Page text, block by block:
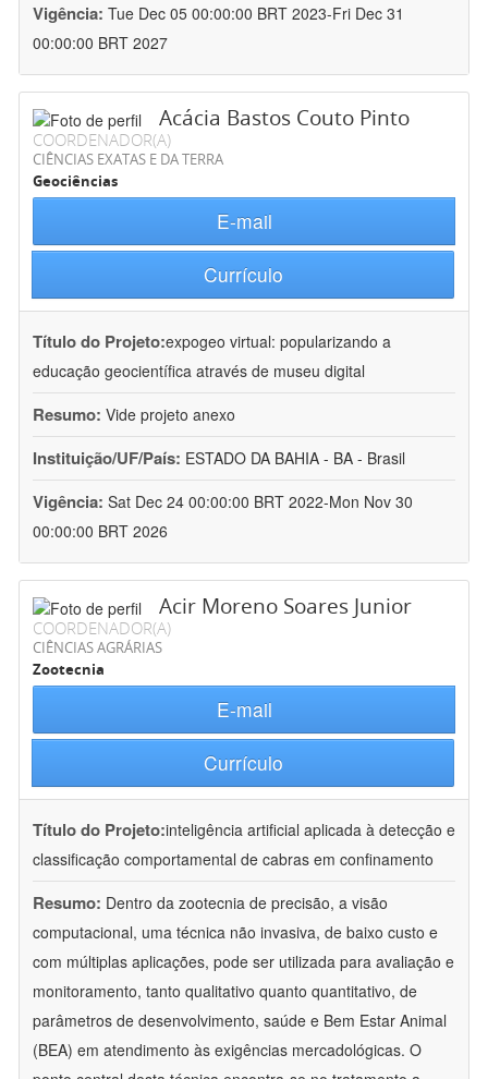
Vigência: Tue Dec 05 00:00:00 BRT 2023-Fri Dec 31
00:00:00 BRT 2027
Acácia Bastos Couto Pinto
COORDENADOR(A)
CIÊNCIAS EXATAS E DA TERRA
Geociências
E-mail
Currículo
Título do Projeto:expogeo virtual: popularizando a
educação geocientífica através de museu digital
Resumo: Vide projeto anexo
Instituição/UF/País: ESTADO DA BAHIA - BA - Brasil
Vigência: Sat Dec 24 00:00:00 BRT 2022-Mon Nov 30
00:00:00 BRT 2026
Acir Moreno Soares Junior
COORDENADOR(A)
CIÊNCIAS AGRÁRIAS
Zootecnia
E-mail
Currículo
Título do Projeto:inteligência artificial aplicada à detecção e
classificação comportamental de cabras em confinamento
Resumo: Dentro da zootecnia de precisão, a visão
computacional, uma técnica não invasiva, de baixo custo e
com múltiplas aplicações, pode ser utilizada para avaliação e
monitoramento, tanto qualitativo quanto quantitativo, de
parâmetros de desenvolvimento, saúde e Bem Estar Animal
(BEA) em atendimento às exigências mercadológicas. O